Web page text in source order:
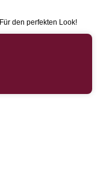
Für den perfekten Look!